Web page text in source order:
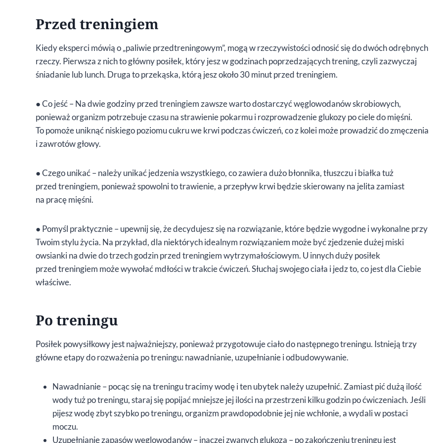
Przed treningiem
Kiedy eksperci mówią o „paliwie przedtreningowym”, mogą w rzeczywistości odnosić się do dwóch odrębnych
rzeczy. Pierwsza z nich to główny posiłek, który jesz w godzinach poprzedzających trening, czyli zazwyczaj
śniadanie lub lunch. Druga to przekąska, którą jesz około 30 minut przed treningiem.
● Co jeść – Na dwie godziny przed treningiem zawsze warto dostarczyć węglowodanów skrobiowych,
ponieważ organizm potrzebuje czasu na strawienie pokarmu i rozprowadzenie glukozy po ciele do mięśni.
To pomoże uniknąć niskiego poziomu cukru we krwi podczas ćwiczeń, co z kolei może prowadzić do zmęczenia
i zawrotów głowy.
● Czego unikać – należy unikać jedzenia wszystkiego, co zawiera dużo błonnika, tłuszczu i białka tuż
przed treningiem, ponieważ spowolni to trawienie, a przepływ krwi będzie skierowany na jelita zamiast
na pracę mięśni.
● Pomyśl praktycznie – upewnij się, że decydujesz się na rozwiązanie, które będzie wygodne i wykonalne przy
Twoim stylu życia. Na przykład, dla niektórych idealnym rozwiązaniem może być zjedzenie dużej miski
owsianki na dwie do trzech godzin przed treningiem wytrzymałościowym. U innych duży posiłek
przed treningiem może wywołać mdłości w trakcie ćwiczeń. Słuchaj swojego ciała i jedz to, co jest dla Ciebie
właściwe.
Po treningu
Posiłek powysiłkowy jest najważniejszy, ponieważ przygotowuje ciało do następnego treningu. Istnieją trzy
główne etapy do rozważenia po treningu: nawadnianie, uzupełnianie i odbudowywanie.
Nawadnianie – pocąc się na treningu tracimy wodę i ten ubytek należy uzupełnić. Zamiast pić dużą ilość
wody tuż po treningu, staraj się popijać mniejsze jej ilości na przestrzeni kilku godzin po ćwiczeniach. Jeśli
pijesz wodę zbyt szybko po treningu, organizm prawdopodobnie jej nie wchłonie, a wydali w postaci
moczu.
Uzupełnianie zapasów węglowodanów – inaczej zwanych glukozą – po zakończeniu treningu jest